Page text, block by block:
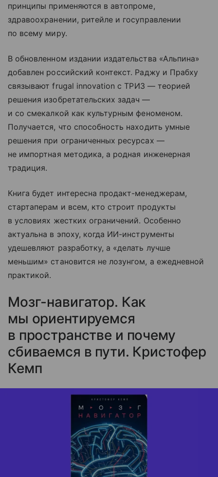
принципы применяются в автопроме,
здравоохранении, ритейле и госуправлении
по всему миру.
В обновленном издании издательства «Альпина»
добавлен российский контекст. Раджу и Прабху
связывают frugal innovation с ТРИЗ — теорией
решения изобретательских задач —
и со смекалкой как культурным феноменом.
Получается, что способность находить умные
решения при ограниченных ресурсах —
не импортная методика, а родная инженерная
традиция.
Книга будет интересна продакт-менеджерам,
стартаперам и всем, кто строит продукты
в условиях жестких ограничений. Особенно
актуальна в эпоху, когда ИИ-инструменты
удешевляют разработку, а «делать лучше
меньшим» становится не лозунгом, а ежедневной
практикой.
Мозг-навигатор. Как
мы ориентируемся
в пространстве и почему
сбиваемся в пути. Кристофер
Кемп